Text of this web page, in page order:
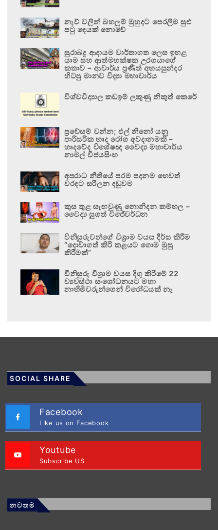
නැව් වලින් බහලුම් මුහුදට පෙරලීම සුළු
පටු දෙයක් නොවේ
සුරාබදු ආදායම වාර්තාගත ලෙස ඉහළ
යාම සහ ආත්මභක්ෂක උරගයාගේ
කතාව – ආචාර්ය ප්‍රණීත් අභයසුන්දර
හිටපු මානව විද්‍යා මහාචාර්ය
විශ්වවිද්‍යාල කඩඉම් ලකුණු නිකුත් කෙරේ
ප්‍රවේසම් වන්න; එල් නිනෝ යනු
පාරිසරික හෘද රෝග අවදානමකි –
හෘදවේද විශේෂඥ වෛද්‍ය මහාචාර්ය
නාමල් විජයසිංහ
අපරාධ නීතියේ පරම පදනම හෙවත්
වරදට සරිලන දඬුවම
කුස තුළ සැඟවුණු නොනිදන කම්හල –
වෛද්‍ය සුගත් විජේවර්ධන
විනිසුරුවන්ගේ විශ්‍රාම වයස දීර්ඝ කිරීම
“දොවාගත් කිරි කළයට ගොම මුසු
කිරීමක්”
විනිසුරු විශ්‍රාම වයස දිගු කිරීමේ 22
ව්‍යවස්ථා සංශෝධනයට මහා
නාහිමිවරුන්ගෙන් විරෝධයක් නෑ
SOCIAL SHARE
Facebook
Like us on Facebook
Youtube
Subscribe US
නවතම